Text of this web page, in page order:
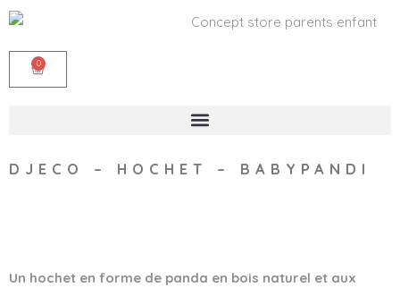
0
DJECO – HOCHET – BABYPANDI
Un hochet en forme de panda en bois naturel et aux